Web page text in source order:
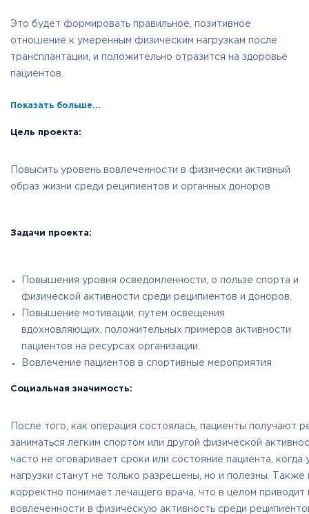
Это будет формировать правильное, позитивное
отношение к умеренным физическим нагрузкам после
трансплантации, и положительно отразится на здоровье
пациентов.
Показать больше...
Цель проекта:
Повысить уровень вовлеченности в физически активный
образ жизни среди реципиентов и органных доноров
Задачи проекта:
Повышения уровня осведомленности, о пользе спорта и
физической активности среди реципиентов и доноров.
Повышение мотивации, путем освещения
вдохновляющих, положительных примеров активности
пациентов на ресурсах организации.
Вовлечение пациентов в спортивные мероприятия
Социальная значимость:
После того, как операция состоялась, пациенты получают
заниматься легким спортом или другой физической
часто не оговаривает сроки или состояние пациента,
нагрузки станут не только разрешены, но и полезны. Также
корректно понимает лечащего врача, что в целом приводит
вовлеченности в физическую активность среди